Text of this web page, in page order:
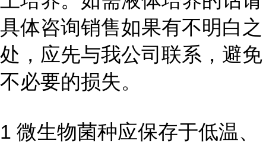
具体咨询销售如果有不明白之
处，应先与我公司联系，避免
不必要的损失。
1 微生物菌种应保存于低温、